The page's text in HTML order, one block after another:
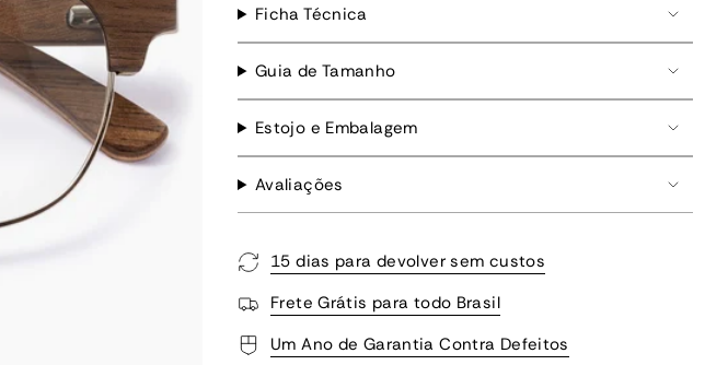
Ficha Técnica
Guia de Tamanho
Estojo e Embalagem
Avaliações
15 dias para devolver sem custos
Frete Grátis para todo Brasil
Um Ano de Garantia Contra Defeitos